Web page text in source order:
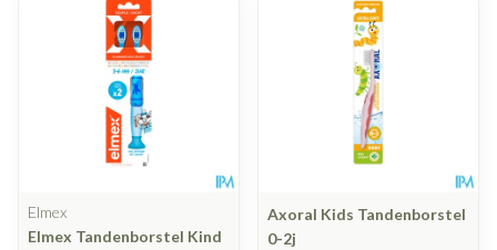
Elmex
Elmex Tandenborstel Kind
Axoral Kids Tandenborstel
0-2j